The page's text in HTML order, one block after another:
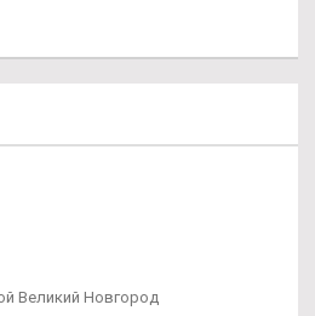
Великий Новгород